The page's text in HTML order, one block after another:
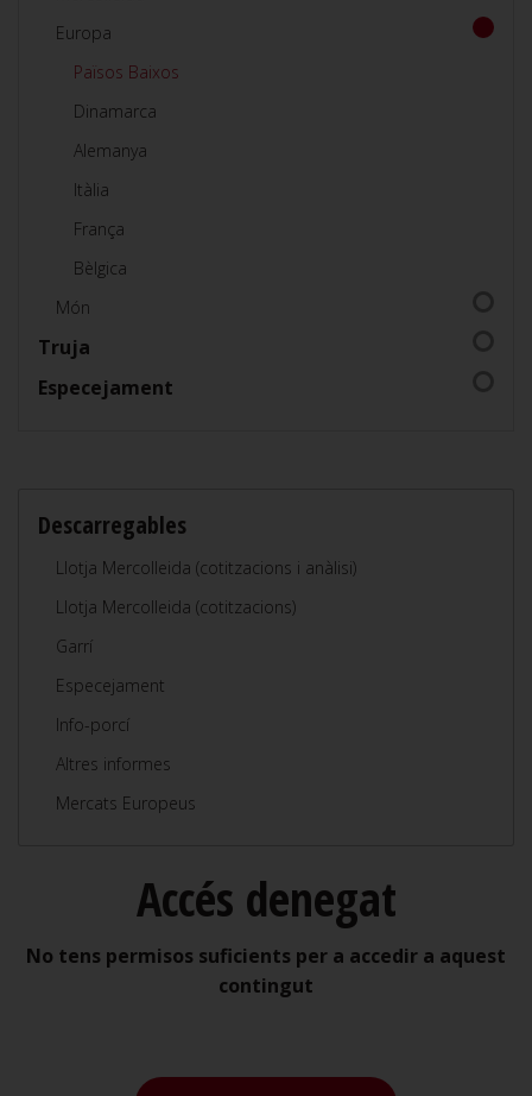
Europa
Països Baixos
Dinamarca
Alemanya
Itàlia
França
Bèlgica
Món
Truja
Especejament
Descarregables
Llotja Mercolleida (cotitzacions i anàlisi)
Llotja Mercolleida (cotitzacions)
Garrí
Especejament
Info-porcí
Altres informes
Mercats Europeus
Accés denegat
No tens permisos suficients per a accedir a aquest
contingut